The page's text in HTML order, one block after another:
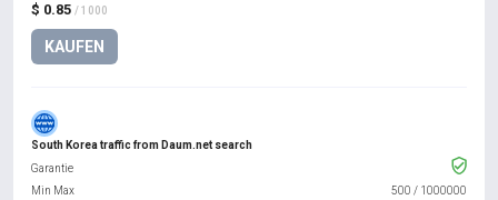
$ 0.85 / 1000
KAUFEN
South Korea traffic from Daum.net search
Garantie
Min Max
500 / 1000000